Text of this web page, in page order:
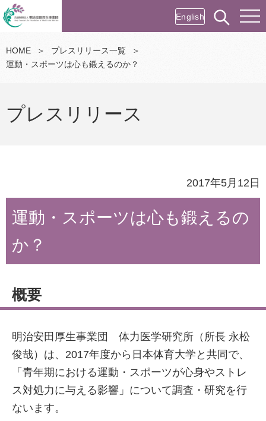
English
HOME ＞ プレスリリース一覧
＞
運動・スポーツは心も鍛えるのか？
プレスリリース
2017年5月12日
運動・スポーツは心も鍛えるの
か？
概要
明治安田厚生事業団 体力医学研究所（所長 永松
俊哉）は、2017年度から日本体育大学と共同で、
「青年期における運動・スポーツが心身やストレ
ス対処力に与える影響」について調査・研究を行
ないます。